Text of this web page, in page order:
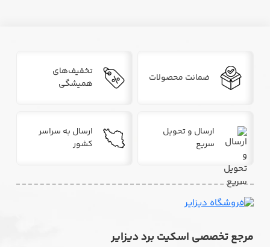
ضمانت محصولات
تخفیف‌های
همیشگی
ارسال و تحویل
سریع
ارسال به سراسر
کشور
مرجع تخصصی اسکیت برد دیزایر